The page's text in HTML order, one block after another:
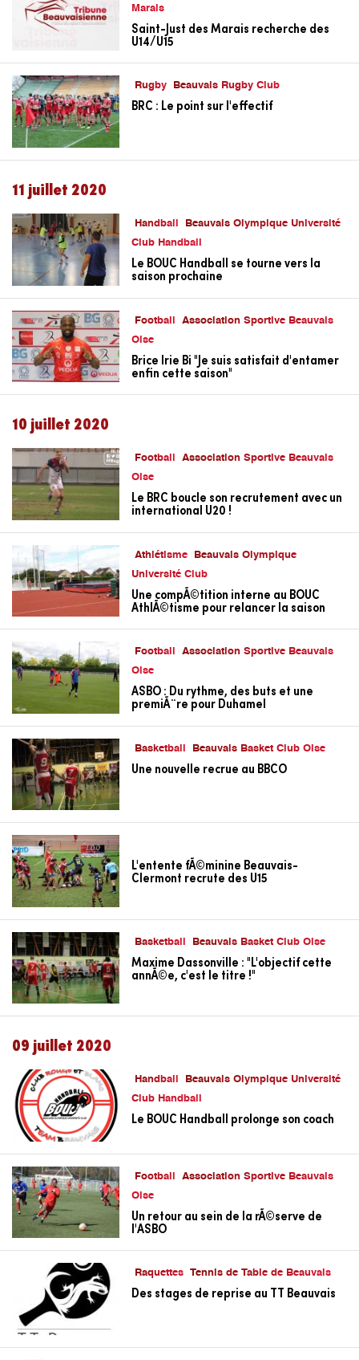
Marais
Saint-Just des Marais recherche des
U14/U15
Rugby Beauvais Rugby Club
BRC : Le point sur l'effectif
11 juillet 2020
Handball
Beauvais Olympique Université
Club Handball
Le BOUC Handball se tourne vers la
saison prochaine
Football
Association Sportive Beauvais
Oise
Brice Irie Bi "Je suis satisfait d'entamer
enfin cette saison"
10 juillet 2020
Football
Association Sportive Beauvais
Oise
Le BRC boucle son recrutement avec un
international U20 !
Athlétisme
Beauvais Olympique
Université Club
Une compÃ©tition interne au BOUC
AthlÃ©tisme pour relancer la saison
Football
Association Sportive Beauvais
Oise
ASBO : Du rythme, des buts et une
premiÃ¨re pour Duhamel
Basketball Beauvais Basket Club Oise
Une nouvelle recrue au BBCO
L'entente fÃ©minine Beauvais-
Clermont recrute des U15
Basketball Beauvais Basket Club Oise
Maxime Dassonville : "L'objectif cette
annÃ©e, c'est le titre !"
09 juillet 2020
Handball
Beauvais Olympique Université
Club Handball
Le BOUC Handball prolonge son coach
Football
Association Sportive Beauvais
Oise
Un retour au sein de la rÃ©serve de
l'ASBO
Raquettes Tennis de Table de Beauvais
Des stages de reprise au TT Beauvais